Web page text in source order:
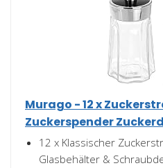
Murago - 12 x
Zuckerspender
12 x Klassischer
Glasbehälter &